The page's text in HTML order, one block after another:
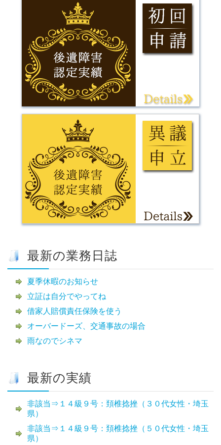
最新の業務日誌
夏季休暇のお知らせ
立証は自分でやってね
借家人賠償責任保険を使う
オーバードーズ、交通事故の場合
雨なのでシネマ
最新の実績
非該当⇒１４級９号：頚椎捻挫（３０代女性・埼玉
県）
非該当⇒１４級９号：頚椎捻挫（５０代女性・埼玉
県）